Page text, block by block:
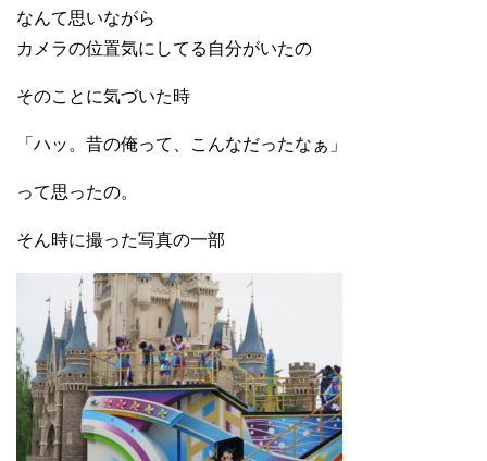
なんて思いながら
カメラの位置気にしてる自分がいたの
そのことに気づいた時
「ハッ。昔の俺って、こんなだったなぁ」
って思ったの。
そん時に撮った写真の一部